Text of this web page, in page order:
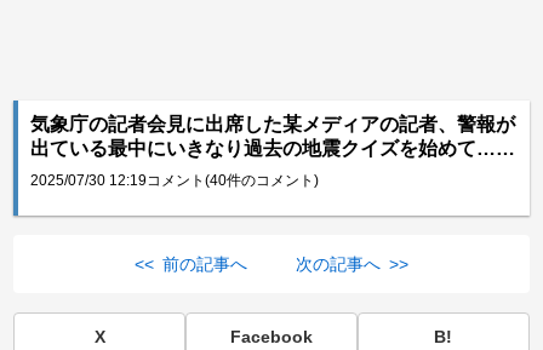
気象庁の記者会見に出席した某メディアの記者、警報が
出ている最中にいきなり過去の地震クイズを始めて……
2025/07/30 12:19コメント(40件のコメント)
<< 前の記事へ 次の記事へ >>
X Facebook B!